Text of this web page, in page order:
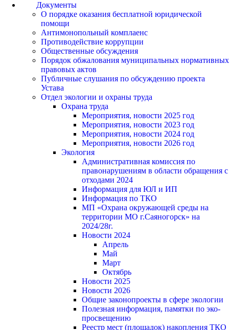
Документы
О порядке оказания бесплатной юридической
помощи
Антимонопольный комплаенс
Противодействие коррупции
Общественные обсуждения
Порядок обжалования муниципальных нормативных
правовых актов
Публичные слушания по обсуждению проекта
Устава
Отдел экологии и охраны труда
Охрана труда
Мероприятия, новости 2025 год
Мероприятия, новости 2023 год
Мероприятия, новости 2024 год
Мероприятия, новости 2026 год
Экология
Административная комиссия по
правонарушениям в области обращения с
отходами 2024
Информация для ЮЛ и ИП
Информация по ТКО
МП «Охрана окружающей среды на
территории МО г.Саяногорск» на
2024/28г.
Новости 2024
Апрель
Май
Март
Октябрь
Новости 2025
Новости 2026
Общие законопроекты в сфере экологии
Полезная информация, памятки по эко-
просвещению
Реестр мест (площадок) накопления ТКО